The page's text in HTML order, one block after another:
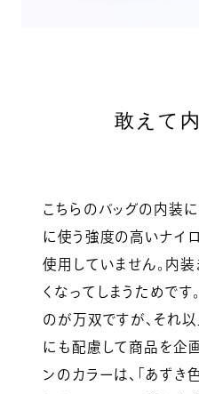
敢えて
こちらのバッグの内装
に使う強度の高いナイ
使用していません。内
くなってしまうためです
のが万双ですが、それ
にも配慮して商品を企
ンのカラーは、「あずき